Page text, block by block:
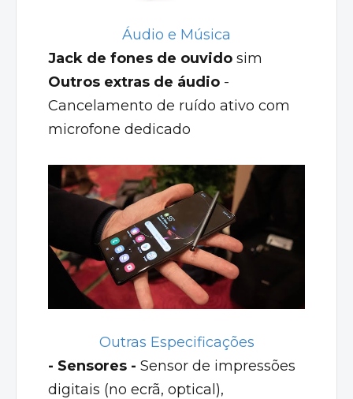
Áudio e Música
Jack de fones de ouvido sim
Outros extras de áudio -
Cancelamento de ruído ativo com
microfone dedicado
Outras Especificações
- Sensores - Sensor de impressões
digitais (no ecrã, optical),